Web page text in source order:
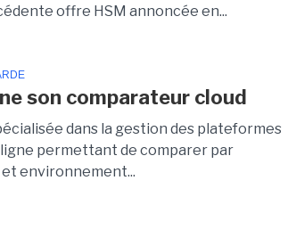
offre HSM annoncée en...
son comparateur cloud
dans la gestion des plateformes
ligne permettant de comparer par
environnement...